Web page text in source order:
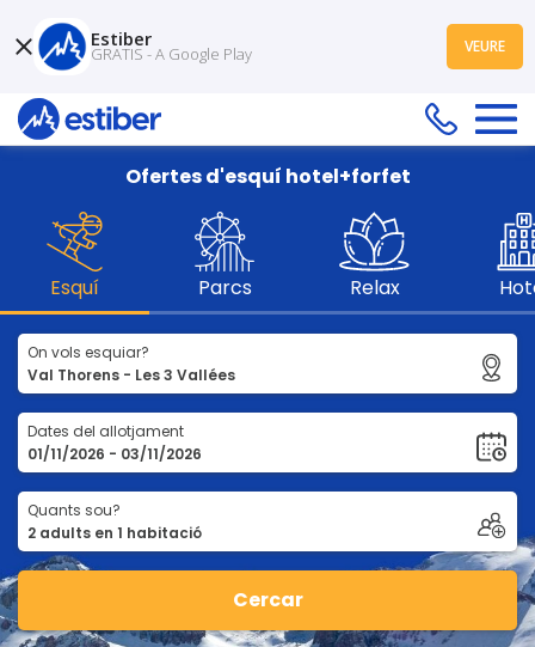
Ofertes d'esquí hotel+forfet
Esquí Parcs Relax
On vols esquiar?
Dates del allotjament
Quants sou?
Cercar
Estiber
GRATIS - A Google Play VEURE